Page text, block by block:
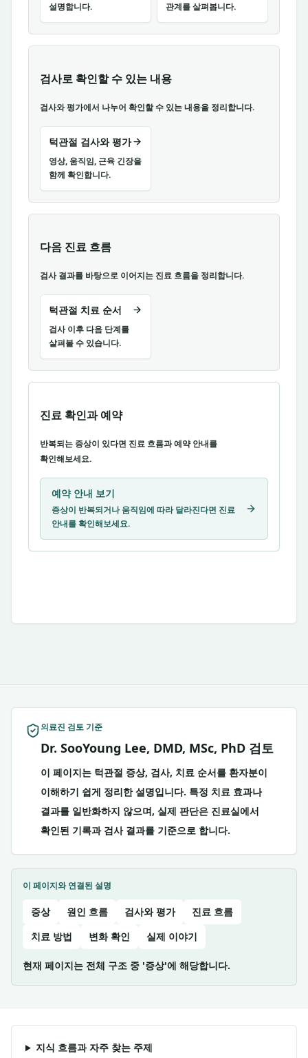
설명합니다.
관계를 살펴봅니다.
검사로 확인할 수 있는 내용
검사와 평가에서 나누어 확인할 수 있는 내용을 정리합니다.
턱관절 검사와 평가
영상, 움직임, 근육 긴장을
함께 확인합니다.
다음 진료 흐름
검사 결과를 바탕으로 이어지는 진료 흐름을 정리합니다.
턱관절 치료 순서
검사 이후 다음 단계를
살펴볼 수 있습니다.
진료 확인과 예약
반복되는 증상이 있다면 진료 흐름과 예약 안내를
확인해보세요.
예약 안내 보기
증상이 반복되거나 움직임에 따라 달라진다면 진료
안내를 확인해보세요.
의료진 검토 기준
Dr. SooYoung Lee, DMD, MSc, PhD 검토
이 페이지는 턱관절 증상, 검사, 치료 순서를 환자분이
이해하기 쉽게 정리한 설명입니다. 특정 치료 효과나
결과를 일반화하지 않으며, 실제 판단은 진료실에서
확인된 기록과 검사 결과를 기준으로 합니다.
이 페이지와 연결된 설명
증상 원인 흐름 검사와 평가
진료 흐름
치료 방법
변화 확인 실제 이야기
현재 페이지는 전체 구조 중 '증상'에 해당합니다.
지식 흐름과 자주 찾는 주제